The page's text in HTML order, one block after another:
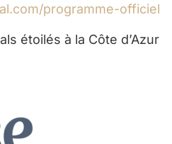
programme-officiel
étoilés à la Côte d’Azur